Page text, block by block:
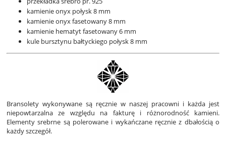
kamienie onyx połysk 8 mm
kamienie onyx fasetowany 8 mm
kamienie hematyt fasetowany 6 mm
kule bursztynu bałtyckiego połysk 8 mm
Bransolety wykonywane są ręcznie w naszej pracowni i każda jest
niepowtarzalna ze względu na fakturę i różnorodność kamieni.
Elementy srebrne są polerowane i wykańczane ręcznie z dbałością o
każdy szczegół.